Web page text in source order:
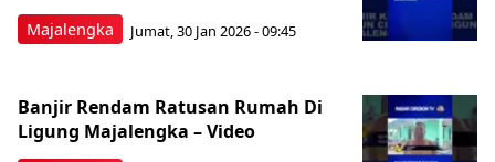
Majalengka Jumat, 30 Jan 2026 - 09:45
Banjir Rendam Ratusan Rumah Di
Ligung Majalengka – Video